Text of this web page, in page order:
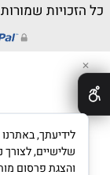
כל הזכויות
✕
שלישיים, לצורך
והצגת פרסום